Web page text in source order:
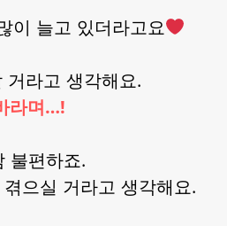
이 늘고 있더라고요
거라고 생각해요.
라며…!
불편하죠.
으실 거라고 생각해요.